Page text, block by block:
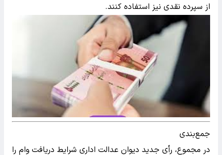
از سپرده نقدی نیز استفاده کنند.
جمع‌بندی
در مجموع، رأی جدید دیوان عدالت اداری شرایط دریافت وام را